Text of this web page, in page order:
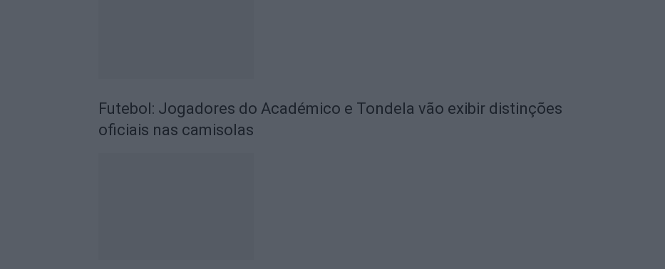
Futebol: Jogadores do Académico e Tondela vão exibir distinções
oficiais nas camisolas